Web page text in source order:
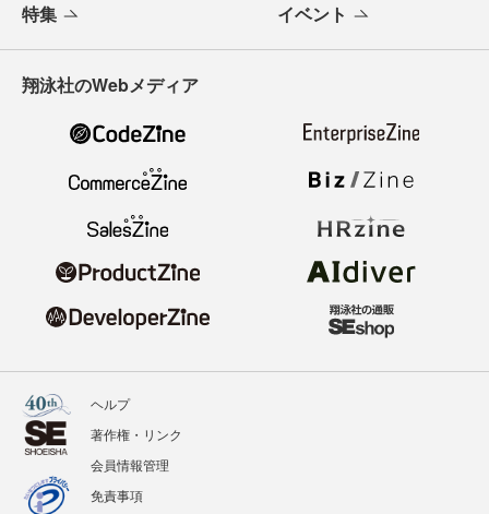
特集 イベント
翔泳社のWebメディア
ヘルプ
著作権・リンク
会員情報管理
免責事項